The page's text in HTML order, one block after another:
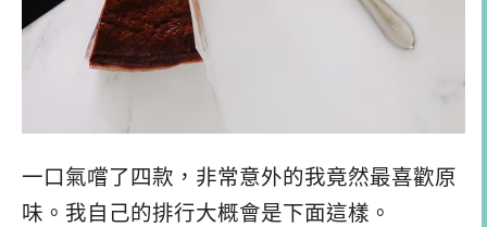
一口氣嚐了四款，非常意外的我竟然最喜歡原
味。我自己的排行大概會是下面這樣。